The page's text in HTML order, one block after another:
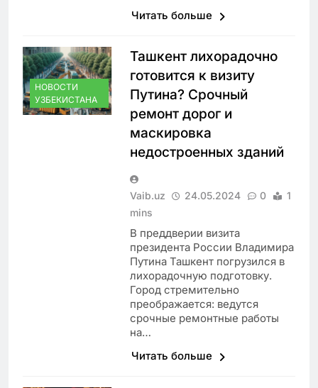
Читать больше
НОВОСТИ
УЗБЕКИСТАНА
Ташкент лихорадочно
готовится к визиту
Путина? Срочный
ремонт дорог и
маскировка
недостроенных зданий
Vaib.uz 24.05.2024 0
1
mins
В преддверии визита
президента России Владимира
Путина Ташкент погрузился в
лихорадочную подготовку.
Город стремительно
преображается: ведутся
срочные ремонтные работы
на…
Читать больше